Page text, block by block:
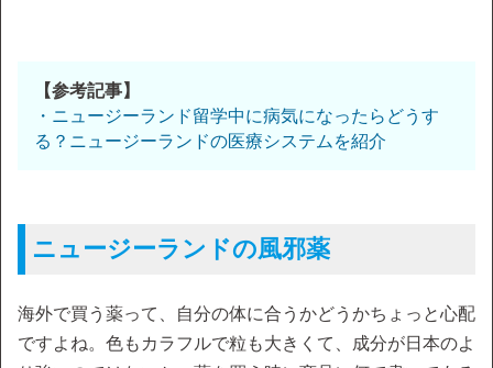
【参考記事】
・ニュージーランド留学中に病気になったらどうす
る？ニュージーランドの医療システムを紹介
ニュージーランドの風邪薬
海外で買う薬って、自分の体に合うかどうかちょっと心配
ですよね。色もカラフルで粒も大きくて、成分が日本のよ